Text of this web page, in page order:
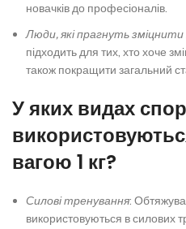
новачків до професіоналів.
Люди, які прагнуть зміцнити
підходить для тих, хто хоче
також покращити загальний
У яких видах
вагою 1 кг?
Силові тренування:
використовуються в силових